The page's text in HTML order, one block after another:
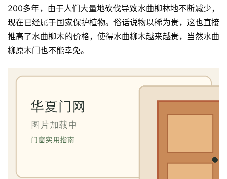
200多年，由于人们大量地砍伐导致水曲柳林地不断减少，
现在已经属于国家保护植物。俗话说物以稀为贵，这也直接
推高了水曲柳木的价格，使得水曲柳木越来越贵，当然水曲
柳原木门也不能幸免。